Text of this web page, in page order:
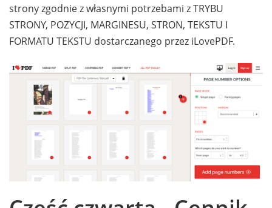
strony zgodnie z własnymi potrzebami z TRYBU
STRONY, POZYCJI, MARGINESU, STRON, TEKSTU I
FORMATU TEKSTU dostarczanego przez iLovePDF.